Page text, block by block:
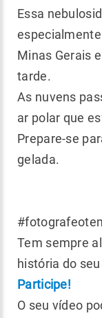
Essa
Minas Gerais e
tarde.
As nuvens
ar polar que
Prepare-se
gelada.
Tem sempre
história do
Participe!
O seu vídeo